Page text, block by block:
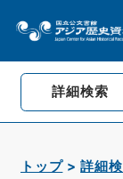
詳細検索
トップ 詳細